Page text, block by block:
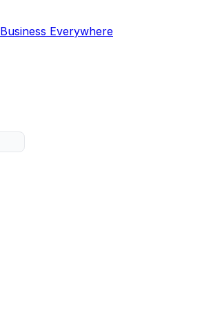
Business Everywhere